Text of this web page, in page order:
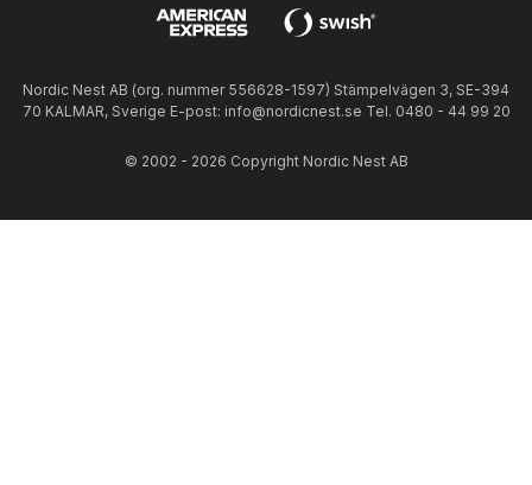
Nordic Nest AB (org. nummer 556628-1597) Stämpelvägen 3, SE-394
70 KALMAR, Sverige E-post: info@nordicnest.se Tel. 0480 - 44 99 20
© 2002 - 2026 Copyright Nordic Nest AB